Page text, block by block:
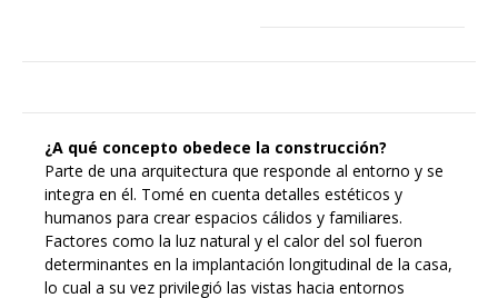
¿A qué concepto obedece la construcción?
Parte de una arquitectura que responde al entorno y se
integra en él. Tomé en cuenta detalles estéticos y
humanos para crear espacios cálidos y familiares.
Factores como la luz natural y el calor del sol fueron
determinantes en la implantación longitudinal de la casa,
lo cual a su vez privilegió las vistas hacia entornos